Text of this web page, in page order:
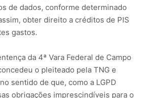
de dados, conforme determinado
obter direito a créditos de PIS
gastos.
da 4ª Vara Federal de Campo
o pleiteado pela TNG e
sentido de que, como a LGPD
obrigações imprescindíveis para o